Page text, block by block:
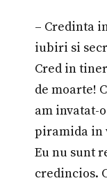
– Credinta
iubiri si
Cred in
de moarte!
am invatat-
piramida in
Eu nu sunt
credincios.